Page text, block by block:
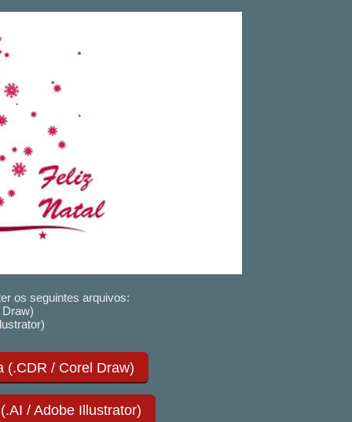
os seguintes arquivos:
(.CDR / Corel Draw)
/ Adobe Illustrator)